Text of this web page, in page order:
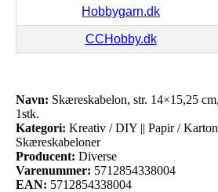
Hobbygarn.dk
CCHobby.dk
Navn: Skæreskabelon, str. 14×15,25
1stk.
Kategori: Kreativ / DIY || Papir /
Skæreskabeloner
Producent: Diverse
Varenummer: 5712854338004
EAN: 5712854338004